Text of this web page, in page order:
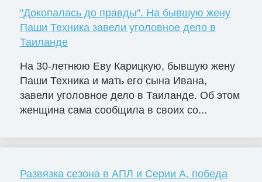
"Докопалась до правды". На бывшую жену
Паши Техника завели уголовное дело в
Таиланде
На 30-летнюю Еву Карицкую, бывшую жену
Паши Техника и мать его сына Ивана,
завели уголовное дело в Таиланде. Об этом
женщина сама сообщила в своих со...
Развязка сезона в АПЛ и Серии А, победа